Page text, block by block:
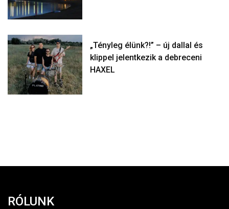
„Tényleg élünk?!” – új dallal és
klippel jelentkezik a debreceni
HAXEL
RÓLUNK